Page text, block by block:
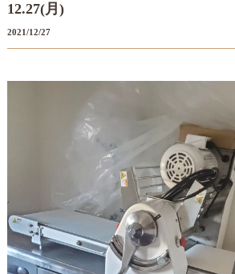
12.27(月)
2021/12/27